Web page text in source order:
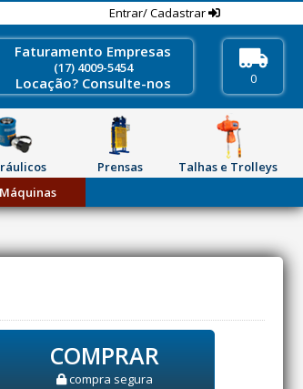
Entrar/ Cadastrar
Faturamento Empresas
(17) 4009-5454
Locação? Consulte-nos 0
Prensas
Talhas e Trolleys
COMPRAR
compra segura